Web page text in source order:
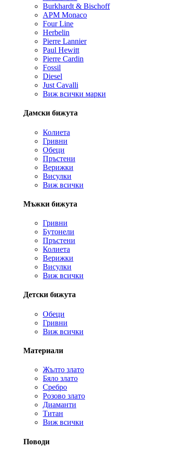
Burkhardt & Bischoff
APM Monaco
Four Line
Herbelin
Pierre Lannier
Paul Hewitt
Pierre Cardin
Fossil
Diesel
Just Cavalli
Виж всички марки
Дамски бижута
Колиета
Гривни
Обеци
Пръстени
Верижки
Висулки
Виж всички
Мъжки бижута
Гривни
Бутонели
Пръстени
Колиета
Верижки
Висулки
Виж всички
Детски бижута
Обеци
Гривни
Виж всички
Материали
Жълто злато
Бяло злато
Сребро
Розово злато
Диаманти
Титан
Виж всички
Поводи